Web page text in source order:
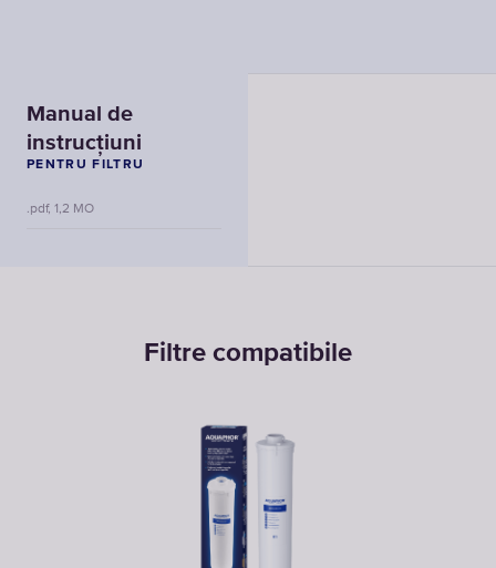
Manual de
instrucțiuni
PENTRU FILTRU
.pdf, 1,2 MO
Filtre compatibile